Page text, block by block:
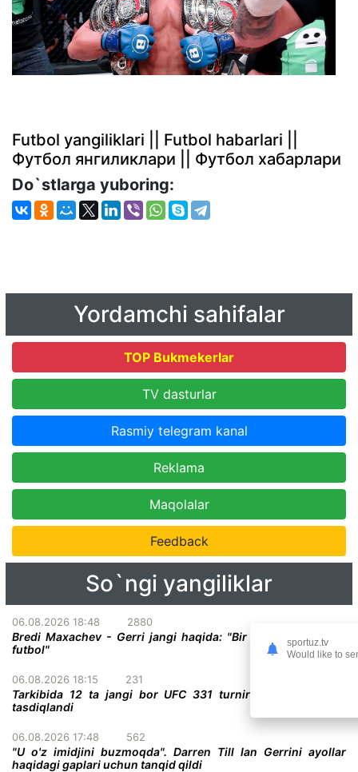
Futbol yangiliklari || Futbol habarlari ||
Футбол янгиликлари || Футбол хабарлари
Do`stlarga yuboring:
Yordamchi sahifalar
TOP Bukmekerlar
TV dasturlar
Rasmiy telegram kanal
Reklama
Maqolalar
Feedback
So`ngi yangiliklar
06.08.2026 18:48 2880
Bredi Maxachev - Gerri jangi haqida: "Bir darvoza oldidagi
futbol"
06.08.2026 18:15 231
Tarkibida 12 ta jangi bor UFC 331 turnirining to'liq kardi
tasdiqlandi
06.08.2026 17:48 562
"U o'z imidjini buzmoqda". Darren Till Ian Gerrini ayollar
haqidagi gaplari uchun tanqid qildi
sportuz.tv
Would like to